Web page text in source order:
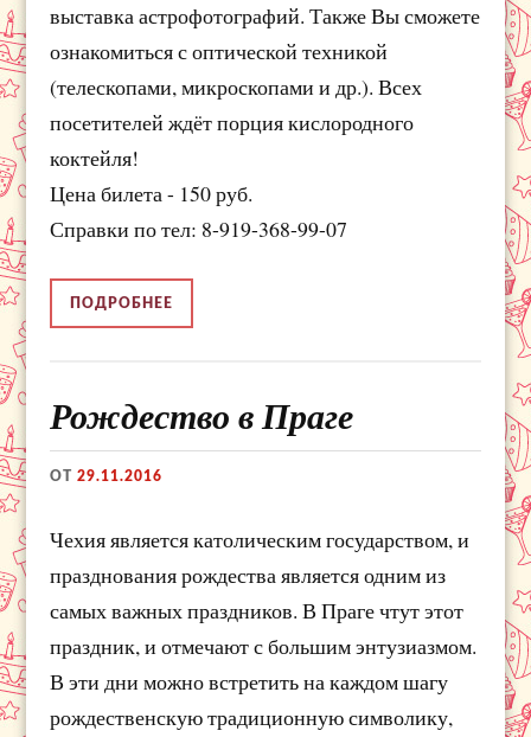
выставка астрофотографий. Также Вы сможете
ознакомиться с оптической техникой
(телескопами, микроскопами и др.). Всех
посетителей ждёт порция кислородного
коктейля!
Цена билета - 150 руб.
Справки по тел: 8-919-368-99-07
ПОДРОБНЕЕ
Рождество в Праге
ОТ29.11.2016
Чехия является католическим государством, и
празднования рождества является одним из
самых важных праздников. В Праге чтут этот
праздник, и отмечают с большим энтузиазмом.
В эти дни можно встретить на каждом шагу
рождественскую традиционную символику,